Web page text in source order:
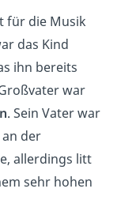
für die Musik
das Kind
ihn bereits
war
. Sein Vater war
der
allerdings litt
sehr hohen